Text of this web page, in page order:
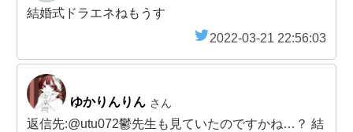
結婚式ドラエネねもうす
2022-03-21 22:56:03
ゆかりんりん さん
返信先:@utu072鬱先生も見ていたのですかね…？ 結